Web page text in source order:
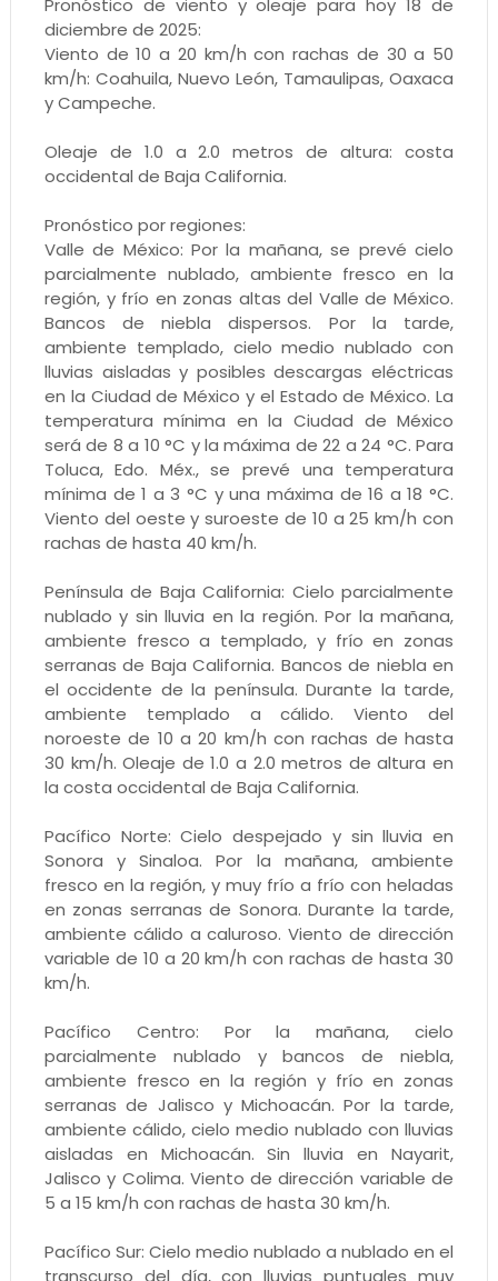
Pronóstico de viento y oleaje para hoy 18 de
diciembre de 2025:
Viento de 10 a 20 km/h con rachas de 30 a 50
km/h: Coahuila, Nuevo León, Tamaulipas, Oaxaca
y Campeche.
Oleaje de 1.0 a 2.0 metros de altura: costa
occidental de Baja California.
Pronóstico por regiones:
Valle de México: Por la mañana, se prevé cielo
parcialmente nublado, ambiente fresco en la
región, y frío en zonas altas del Valle de México.
Bancos de niebla dispersos. Por la tarde,
ambiente templado, cielo medio nublado con
lluvias aisladas y posibles descargas eléctricas
en la Ciudad de México y el Estado de México. La
temperatura mínima en la Ciudad de México
será de 8 a 10 °C y la máxima de 22 a 24 °C. Para
Toluca, Edo. Méx., se prevé una temperatura
mínima de 1 a 3 °C y una máxima de 16 a 18 °C.
Viento del oeste y suroeste de 10 a 25 km/h con
rachas de hasta 40 km/h.
Península de Baja California: Cielo parcialmente
nublado y sin lluvia en la región. Por la mañana,
ambiente fresco a templado, y frío en zonas
serranas de Baja California. Bancos de niebla en
el occidente de la península. Durante la tarde,
ambiente templado a cálido. Viento del
noroeste de 10 a 20 km/h con rachas de hasta
30 km/h. Oleaje de 1.0 a 2.0 metros de altura en
la costa occidental de Baja California.
Pacífico Norte: Cielo despejado y sin lluvia en
Sonora y Sinaloa. Por la mañana, ambiente
fresco en la región, y muy frío a frío con heladas
en zonas serranas de Sonora. Durante la tarde,
ambiente cálido a caluroso. Viento de dirección
variable de 10 a 20 km/h con rachas de hasta 30
km/h.
Pacífico Centro: Por la mañana, cielo
parcialmente nublado y bancos de niebla,
ambiente fresco en la región y frío en zonas
serranas de Jalisco y Michoacán. Por la tarde,
ambiente cálido, cielo medio nublado con lluvias
aisladas en Michoacán. Sin lluvia en Nayarit,
Jalisco y Colima. Viento de dirección variable de
5 a 15 km/h con rachas de hasta 30 km/h.
Pacífico Sur: Cielo medio nublado a nublado en el
transcurso del día, con lluvias puntuales muy